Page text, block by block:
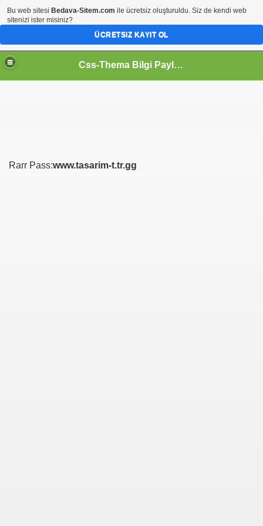
Css-Thema Bilgi Paylaşım Platformu..
Rarr Pass:www.tasarim-t.tr.gg
Bu web sitesi Bedava-Sitem.com ile ücretsiz oluşturuldu. Siz de kendi web
sitenizi ister misiniz?
ÜCRETSIZ KAYIT OL